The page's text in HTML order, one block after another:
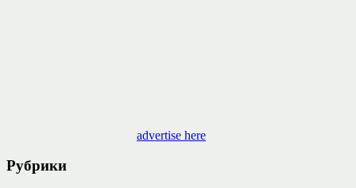
advertise here
Рубрики